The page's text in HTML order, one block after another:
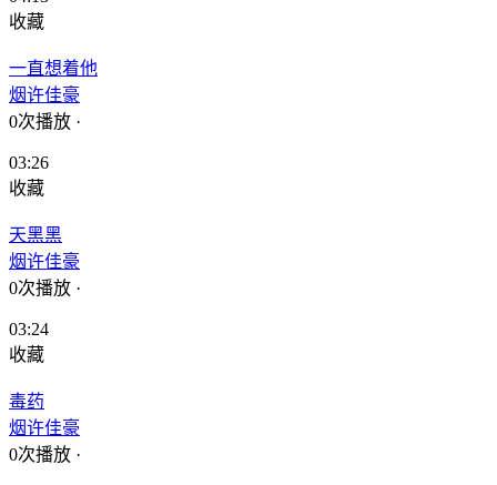
收藏
一直想着他
烟许佳豪
0次播放 ·
03:26
收藏
天黑黑
烟许佳豪
0次播放 ·
03:24
收藏
毒药
烟许佳豪
0次播放 ·